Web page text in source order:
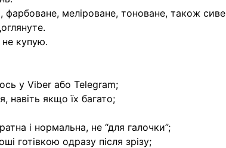
фарбоване, меліроване, тоноване, також сиве
не купую.
у Viber або Telegram;
навіть якщо їх багато;
і нормальна, не “для галочки”;
готівкою одразу після зрізу;